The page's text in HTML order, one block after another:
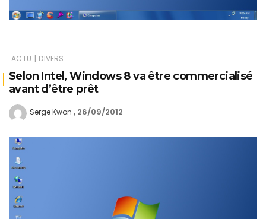
ACTU | DIVERS
Selon Intel, Windows 8 va être commercialisé
avant d’être prêt
Serge Kwon 26/09/2012